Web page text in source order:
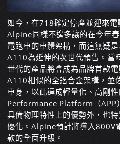
如今，在718確定停產並迎來電
Alpine同樣不遑多讓的在今年
電跑車的車體架構，而這無疑
A110為延伸的次世代預告。當
世代的產品將會成為品牌首款
A110相似的全鋁合金架構，並
車身，以此達成輕量化、高剛
Performance Platform（APP
具備物理特性上的優勢外，也
優化。Alpine預計將導入800V
款的全面升級。